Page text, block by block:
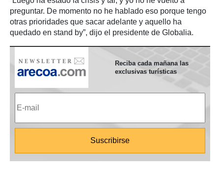
preguntar. De momento no he hablado eso porque tengo
otras prioridades que sacar adelante y aquello ha
quedado en stand by”, dijo el presidente de Globalia.
Reciba cada mañana las
exclusivas turísticas